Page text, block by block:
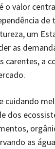
o valor
de
um
as
carentes, a
cuidando
dos
as